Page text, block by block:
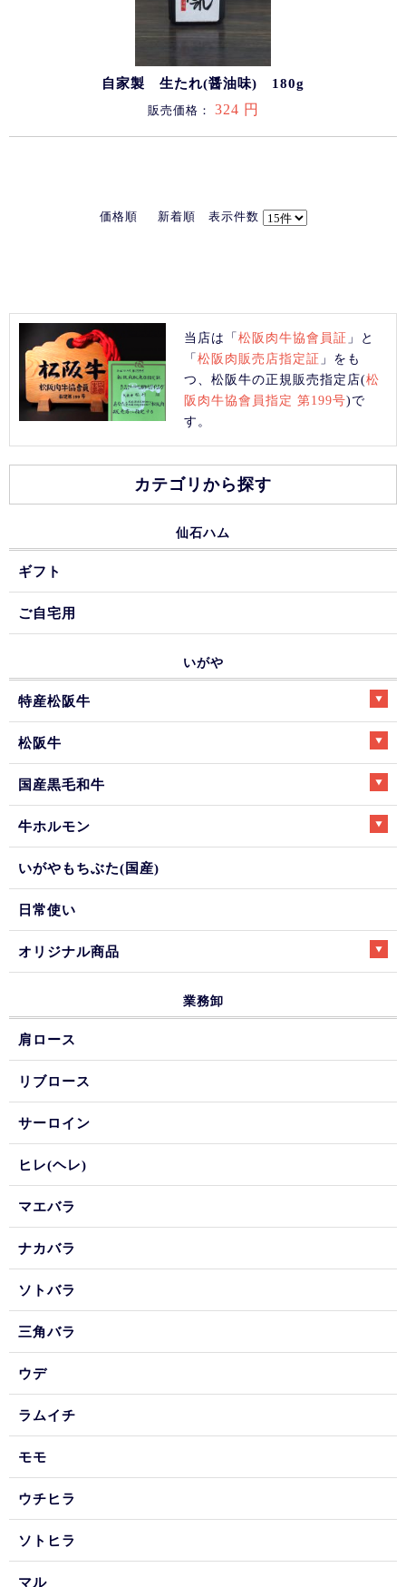
自家製 生たれ(醤油味) 180g
販売価格： 324 円
価格順 新着順 表示件数
当店は「松阪肉牛協會員証 」と
「松阪肉販売店指定証 」をも
つ、松阪牛の正規販売指定店(松
阪肉牛協會員指定 第199号)で
す。
カテゴリから探す
仙石ハム
ギフト
ご自宅用
いがや
特産松阪牛
松阪牛
国産黒毛和牛
牛ホルモン
いがやもちぶた(国産)
日常使い
オリジナル商品
業務卸
肩ロース
リブロース
サーロイン
ヒレ(ヘレ)
マエバラ
ナカバラ
ソトバラ
三角バラ
ウデ
ラムイチ
モモ
ウチヒラ
ソトヒラ
マル